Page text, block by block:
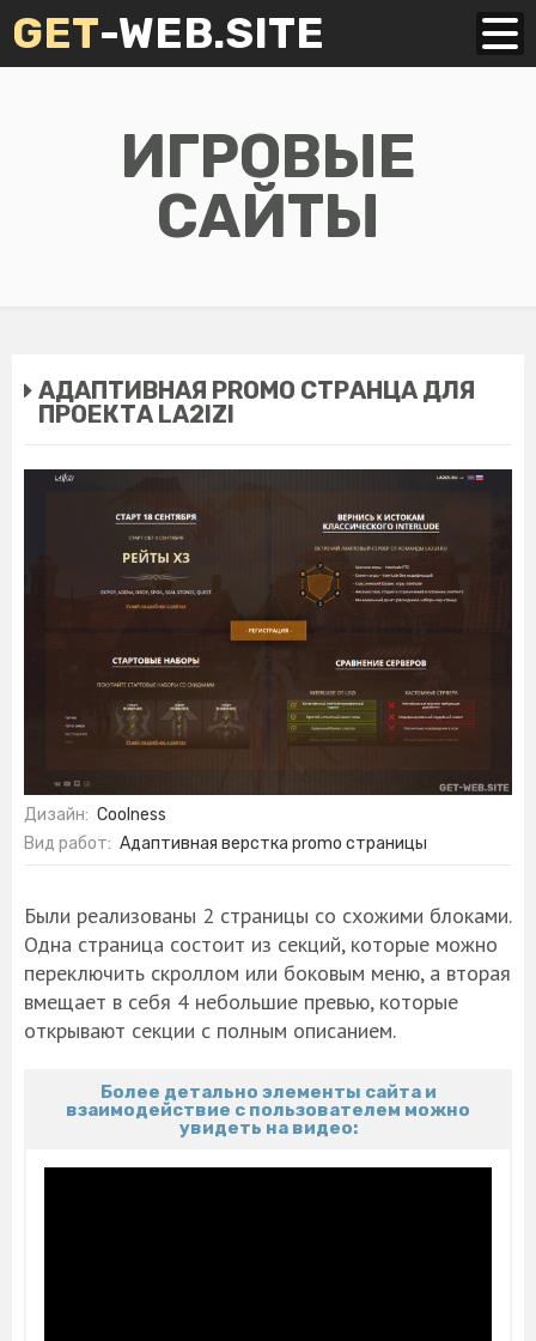
GET-WEB.SITE
ИГРОВЫЕ
САЙТЫ
АДАПТИВНАЯ PROMO СТРАНЦА ДЛЯ
ПРОЕКТА LA2IZI
Дизайн: Coolness
Вид работ: Адаптивная верстка promo страницы
Были реализованы 2 страницы со схожими блоками.
Одна страница состоит из секций, которые можно
переключить скроллом или боковым меню, а вторая
вмещает в себя 4 небольшие превью, которые
открывают секции с полным описанием.
Более детально элементы сайта и
взаимодействие с пользователем можно
увидеть на видео: